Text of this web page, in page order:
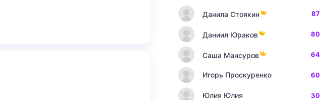
Данила Стоякин 87
Даниил Юраков 80
Саша Мансуров 64
Игорь Проскуренко 60
Юлия Юлия 30